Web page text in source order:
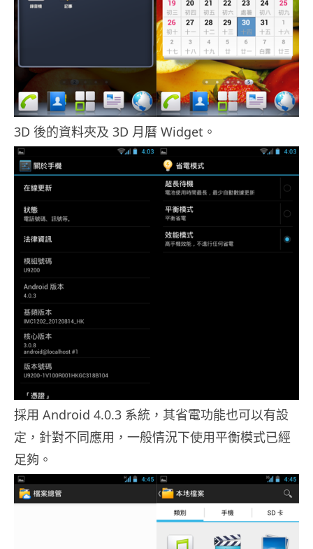
3D 後的資料夾及 3D 月曆 Widget。
採用 Android 4.0.3 系統，其省電功能也可以有設
定，針對不同應用，一般情況下使用平衡模式已經
足夠。